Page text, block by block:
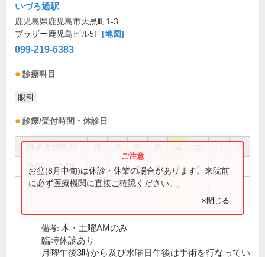
いづろ通駅
鹿児島県鹿児島市大黒町1-3
ブラザー鹿児島ビル5F [地図]
099-219-6383
診療科目
眼科
診療/受付時間・休診日
祝
9:00～12:30 ● ● ● ● ●
14:00～18:00 ● ● ●
お盆(8月中旬)は休診・休業の場合があります。来院前
に必ず医療機関に直接ご確認ください。
×閉じる
備考: 木・土曜AMのみ
臨時休診あり
月曜午後3時から及び水曜日午後は手術を行なってい